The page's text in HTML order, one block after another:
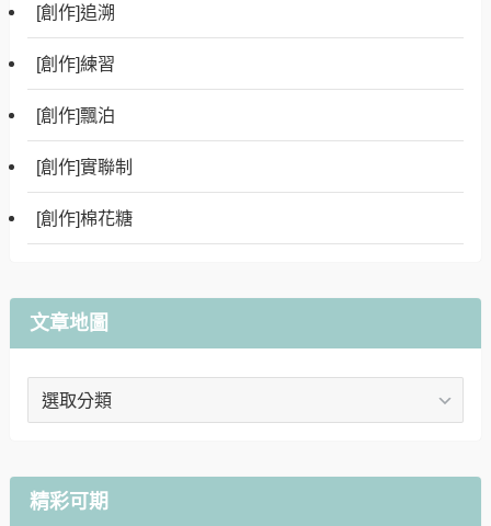
[創作]追溯
[創作]練習
[創作]飄泊
[創作]實聯制
[創作]棉花糖
文章地圖
文
精彩可期